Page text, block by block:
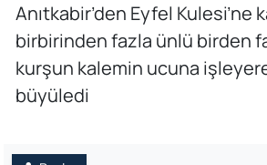
Anıtkabir’den Eyfel Kulesi’ne
birbirinden fazla ünlü birden
kurşun kalemin ucuna
büyüledi